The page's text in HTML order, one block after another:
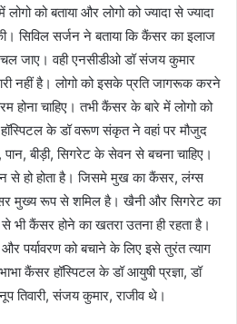
को बताया और लोगो को ज्यादा से ज्यादा
सिविल सर्जन ने बताया कि कैंसर का इलाज
जाए। वही एनसीडीओ डॉ संजय कुमार
नहीं है। लोगो को इसके प्रति जागरूक करने
होना चाहिए। तभी कैंसर के बारे में लोगो को
हॉस्पिटल के डॉ वरूण संकृत ने वहां पर मौजुद
पान, बीड़ी, सिगरेट के सेवन से बचना चाहिए।
हो होता है। जिसमे मुख का कैंसर, लंग्स
मुख्य रूप से शमिल है। खैनी और सिगरेट का
कैंसर होने का खतरा उतना ही रहता है।
पर्यावरण को बचाने के लिए इसे तुरंत त्याग
कैंसर हॉस्पिटल के डॉ आयुषी प्रज्ञा, डॉ
संजय कुमार, राजीव थे।